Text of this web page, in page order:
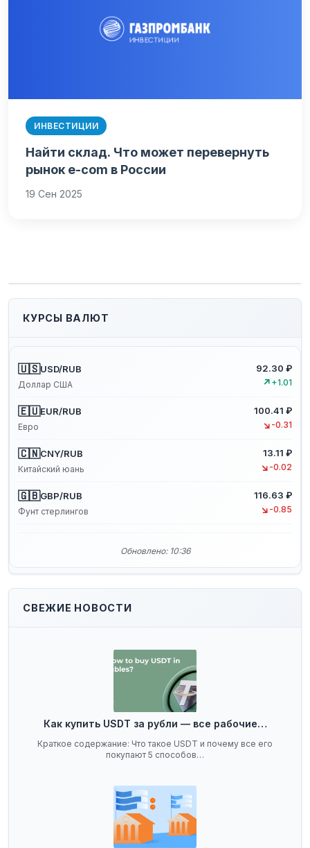
ИНВЕСТИЦИИ
Найти склад. Что может перевернуть
рынок e-com в России
19 Сен 2025
КУРСЫ ВАЛЮТ
🇺🇸USD/RUB
Доллар США
92.30 ₽
↗ +1.01
🇪🇺EUR/RUB
Евро
100.41 ₽
↘ -0.31
🇨🇳CNY/RUB
Китайский юань
13.11 ₽
↘ -0.02
🇬🇧GBP/RUB
Фунт стерлингов
116.63 ₽
↘ -0.85
Обновлено: 10:36
СВЕЖИЕ НОВОСТИ
Как купить USDT за рубли — все рабочие…
Краткое содержание: Что такое USDT и почему все его
покупают 5 способов…